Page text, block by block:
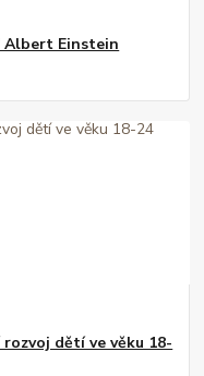
Albert Einstein
dětí ve věku 18-